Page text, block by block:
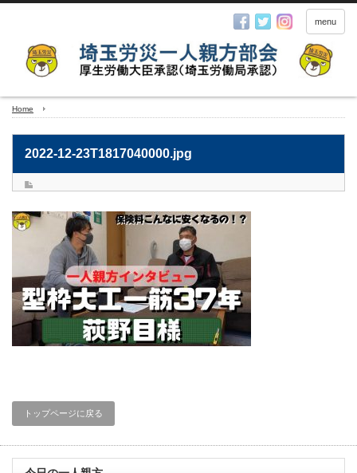
menu
Home
2022-12-23T1817040000.jpg
トップページに戻る